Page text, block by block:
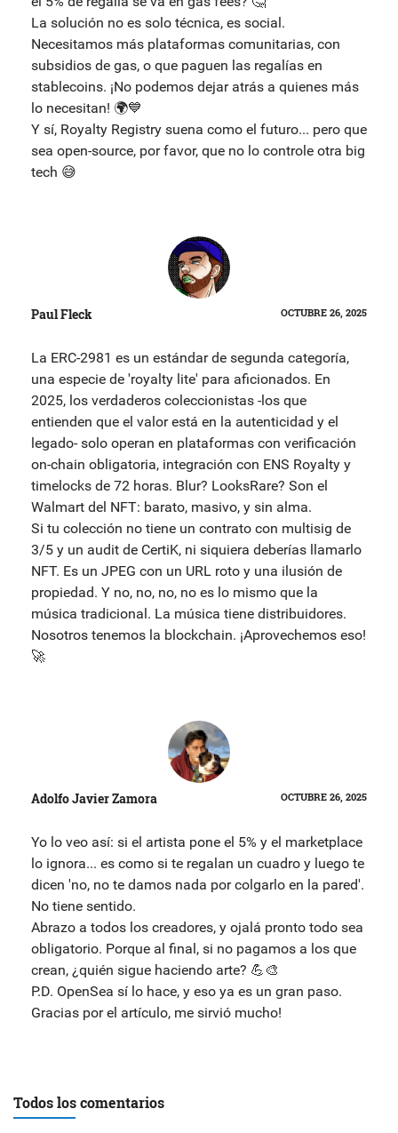
La solución no es solo técnica, es social.
Necesitamos más plataformas comunitarias, con
subsidios de gas, o que paguen las regalías en
stablecoins. ¡No podemos dejar atrás a quienes más
lo necesitan! 🌍💙
Y sí, Royalty Registry suena como el futuro... pero que
sea open-source, por favor, que no lo controle otra big
tech 😅
Paul Fleck OCTUBRE 26, 2025
La ERC-2981 es un estándar de segunda categoría,
una especie de 'royalty lite' para aficionados. En
2025, los verdaderos coleccionistas -los que
entienden que el valor está en la autenticidad y el
legado- solo operan en plataformas con verificación
on-chain obligatoria, integración con ENS Royalty y
timelocks de 72 horas. Blur? LooksRare? Son el
Walmart del NFT: barato, masivo, y sin alma.
Si tu colección no tiene un contrato con multisig de
3/5 y un audit de CertiK, ni siquiera deberías llamarlo
NFT. Es un JPEG con un URL roto y una ilusión de
propiedad. Y no, no, no, no es lo mismo que la
música tradicional. La música tiene distribuidores.
Nosotros tenemos la blockchain. ¡Aprovechemos eso!
🚀
Adolfo Javier Zamora OCTUBRE 26, 2025
Yo lo veo así: si el artista pone el 5% y el marketplace
lo ignora... es como si te regalan un cuadro y luego te
dicen 'no, no te damos nada por colgarlo en la pared'.
No tiene sentido.
Abrazo a todos los creadores, y ojalá pronto todo sea
obligatorio. Porque al final, si no pagamos a los que
crean, ¿quién sigue haciendo arte? 💪🎨
P.D. OpenSea sí lo hace, y eso ya es un gran paso.
Gracias por el artículo, me sirvió mucho!
Todos los comentarios